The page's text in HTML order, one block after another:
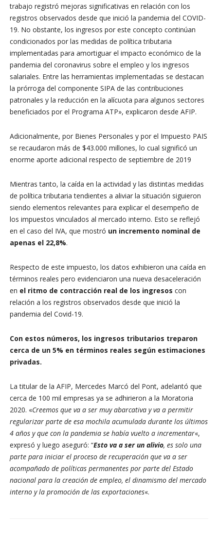
trabajo registró mejoras significativas en relación con los
registros observados desde que inició la pandemia del COVID-
19. No obstante, los ingresos por este concepto continúan
condicionados por las medidas de política tributaria
implementadas para amortiguar el impacto económico de la
pandemia del coronavirus sobre el empleo y los ingresos
salariales. Entre las herramientas implementadas se destacan
la prórroga del componente SIPA de las contribuciones
patronales y la reducción en la alícuota para algunos sectores
beneficiados por el Programa ATP», explicaron desde AFIP.
Adicionalmente, por Bienes Personales y por el Impuesto PAIS
se recaudaron más de $43.000 millones, lo cual significó un
enorme aporte adicional respecto de septiembre de 2019
Mientras tanto, la caída en la actividad y las distintas medidas
de política tributaria tendientes a aliviar la situación siguieron
siendo elementos relevantes para explicar el desempeño de
los impuestos vinculados al mercado interno. Esto se reflejó
en el caso del IVA, que mostró un incremento nominal de
apenas el 22,8%.
Respecto de este impuesto, los datos exhibieron una caída en
términos reales pero evidenciaron una nueva desaceleración
en el ritmo de contracción real de los ingresos con
relación a los registros observados desde que inició la
pandemia del Covid-19.
Con estos números, los ingresos tributarios treparon
cerca de un 5% en términos reales según estimaciones
privadas.
La titular de la AFIP, Mercedes Marcó del Pont, adelantó que
cerca de 100 mil empresas ya se adhirieron a la Moratoria
2020. «Creemos que va a ser muy abarcativa y va a permitir
regularizar parte de esa mochila acumulada durante los últimos
4 años y que con la pandemia se había vuelto a incrementar«,
expresó y luego aseguró: “Esto va a ser un alivio, es solo una
parte para iniciar el proceso de recuperación que va a ser
acompañado de políticas permanentes por parte del Estado
nacional para la creación de empleo, el dinamismo del mercado
interno y la promoción de las exportaciones«.